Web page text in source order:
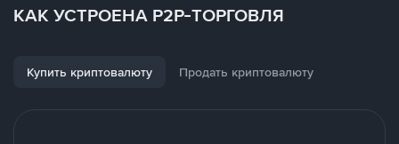
КАК УСТРОЕНА P2P-ТОРГОВЛЯ
Купить криптовалюту Продать криптовалюту